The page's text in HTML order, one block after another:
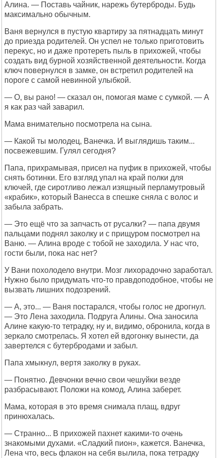
Алина. — Поставь чайник, нарежь бутерброды. Будь
максимально обычным.
Ваня вернулся в пустую квартиру за пятнадцать минут
до приезда родителей. Он успел не только приготовить
перекус, но и даже протереть пыль в прихожей, чтобы
создать вид бурной хозяйственной деятельности. Когда
ключ повернулся в замке, он встретил родителей на
пороге с самой невинной улыбкой.
— О, вы рано! — сказал он, помогая маме с сумкой. — А
я как раз чай заварил.
Мама внимательно посмотрела на сына.
— Какой ты молодец, Ванечка. И выглядишь таким...
посвежевшим. Гулял сегодня?
Папа, прихрамывая, присел на пуфик в прихожей, чтобы
снять ботинки. Его взгляд упал на край полки для
ключей, где сиротливо лежал изящный перламутровый
«крабик», который Ванесса в спешке сняла с волос и
забыла забрать.
— Это ещё что за запчасть от русалки? — папа двумя
пальцами поднял заколку и с прищуром посмотрел на
Ваню. — Алина вроде с тобой не заходила. У нас что,
гости были, пока нас нет?
У Вани похолодело внутри. Мозг лихорадочно заработал.
Нужно было придумать что-то правдоподобное, чтобы не
вызвать лишних подозрений.
— А, это... — Ваня постарался, чтобы голос не дрогнул.
— Это Лена заходила. Подруга Алины. Она заносила
Алине какую-то тетрадку, ну и, видимо, обронила, когда в
зеркало смотрелась. Я хотел ей вдогонку вынести, да
завертелся с бутербродами и забыл.
Папа хмыкнул, вертя заколку в руках.
— Понятно. Девчонки вечно свои чешуйки везде
разбрасывают. Положи на комод, Алина заберет.
Мама, которая в это время снимала плащ, вдруг
принюхалась.
— Странно... В прихожей пахнет какими-то очень
знакомыми духами. «Сладкий пион», кажется. Ванечка,
Лена что, весь флакон на себя вылила, пока тетрадку